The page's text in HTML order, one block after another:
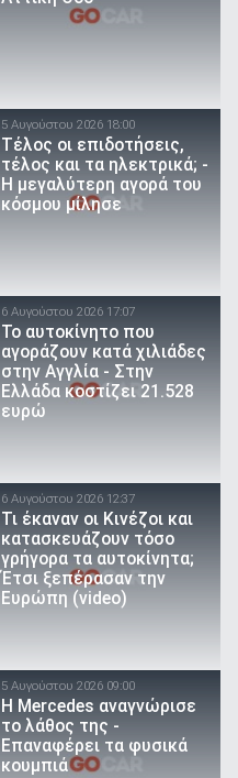
5 Αυγούστου 2026 18:00
Τέλος οι επιδοτήσεις,
τέλος και τα ηλεκτρικά; -
Η μεγαλύτερη αγορά του
κόσμου μίλησε
6 Αυγούστου 2026 17:07
To αυτοκίνητο που
αγοράζουν κατά χιλιάδες
στην Αγγλία - Στην
Ελλάδα κοστίζει 21.528
ευρώ
6 Αυγούστου 2026 12:37
Τι έκαναν οι Κινέζοι και
κατασκευάζουν τόσο
γρήγορα τα αυτοκίνητα;
Έτσι ξεπέρασαν την
Ευρώπη (video)
5 Αυγούστου 2026 09:00
Η Mercedes αναγνώρισε
το λάθος της -
Επαναφέρει τα φυσικά
κουμπιά